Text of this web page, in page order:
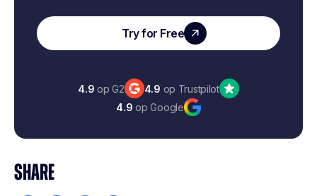
Try for Free
4.9 op G2 4.9 op Trustpilot
4.9 op Google
SHARE